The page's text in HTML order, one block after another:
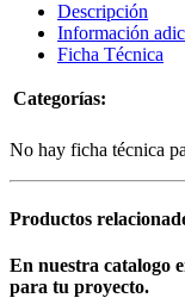
Descripción
Información
Ficha Técnica
Categorías:
No hay ficha técnica
Productos
En nuestra catalogo
para tu proyecto.